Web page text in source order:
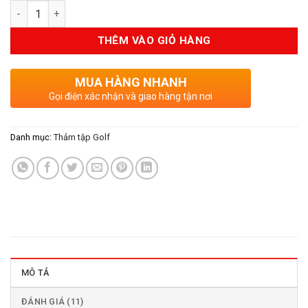
Số lượng
THÊM VÀO GIỎ HÀNG
MUA HÀNG NHANH
Gọi điện xác nhận và giao hàng tận nơi
Danh mục: Thảm tập Golf
MÔ TẢ
ĐÁNH GIÁ (11)